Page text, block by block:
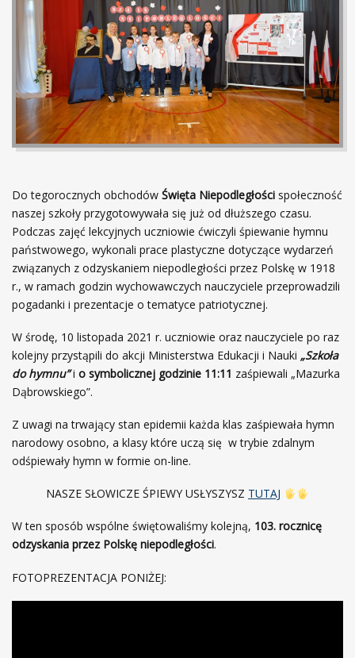
Do tegorocznych obchodów Święta Niepodległości społeczność
naszej szkoły przygotowywała się już od dłuższego czasu.
Podczas zajęć lekcyjnych uczniowie ćwiczyli śpiewanie hymnu
państwowego, wykonali prace plastyczne dotyczące wydarzeń
związanych z odzyskaniem niepodległości przez Polskę w 1918
r., w ramach godzin wychowawczych nauczyciele przeprowadzili
pogadanki i prezentacje o tematyce patriotycznej.
W środę, 10 listopada 2021 r. uczniowie oraz nauczyciele po raz
kolejny przystąpili do akcji Ministerstwa Edukacji i Nauki „Szkoła
do hymnu”i o symbolicznej godzinie 11:11 zaśpiewali „Mazurka
Dąbrowskiego”.
Z uwagi na trwający stan epidemii każda klas zaśpiewała hymn
narodowy osobno, a klasy które uczą się w trybie zdalnym
odśpiewały hymn w formie on-line.
NASZE SŁOWICZE ŚPIEWY USŁYSZYSZ TUTAJ
W ten sposób wspólne świętowaliśmy kolejną, 103. rocznicę
odzyskania przez Polskę niepodległości.
FOTOPREZENTACJA PONIŻEJ: